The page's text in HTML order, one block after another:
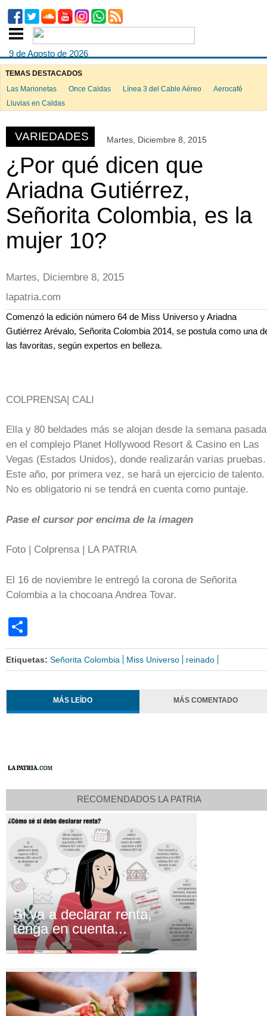
9 de Agosto de 2026
TEMAS DESTACADOS
Las Marionetas
Once Caldas Línea 3 del Cable Aéreo
Aerocafé
Lluvias en Caldas
VARIEDADES Martes, Diciembre 8, 2015
¿Por qué dicen que
Ariadna Gutiérrez,
Señorita Colombia, es la
mujer 10?
Martes, Diciembre 8, 2015
lapatria.com
Comenzó la edición número 64 de Miss Universo y Ariadna
Gutiérrez Arévalo, Señorita Colombia 2014, se postula como una
las favoritas, según expertos en belleza.
COLPRENSA| CALI
Ella y 80 beldades más se alojan desde la semana pasada
en el complejo Planet Hollywood Resort & Casino en Las
Vegas (Estados Unidos), donde realizarán varias pruebas.
Este año, por primera vez, se hará un ejercicio de talento.
No es obligatorio ni se tendrá en cuenta como puntaje.
Pase el cursor por encima de la imagen
Foto | Colprensa | LA PATRIA
El 16 de noviembre le entregó la corona de Señorita
Colombia a la chocoana Andrea Tovar.
Etiquetas: Señorita Colombia Miss Universo reinado
MÁS LEÍDO MÁS COMENTADO
RECOMENDADOS LA PATRIA
Si va a declarar renta,
tenga en cuenta...